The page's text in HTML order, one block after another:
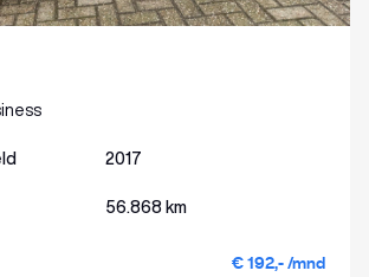
2017
56.868 km
€ 192,- /mnd